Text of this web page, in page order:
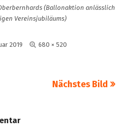
(Ballonaktion anlässlich
Vereinsjubiläums)
2019 Volle
680 × 520
Nächstes Bild